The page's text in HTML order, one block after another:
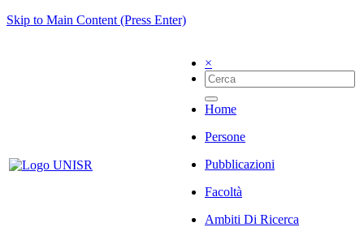
Skip to Main Content (Press Enter)
×
Home
Persone
Pubblicazioni
Facoltà
Ambiti Di Ricerca